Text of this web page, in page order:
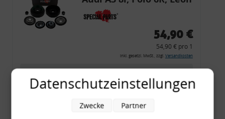
54,90 €
54,90 € pro 1
inkl. gesetzl. MwSt., zzgl. Versandkosten
Merkzettel
Datenschutzeinstellungen
Zwecke Partner